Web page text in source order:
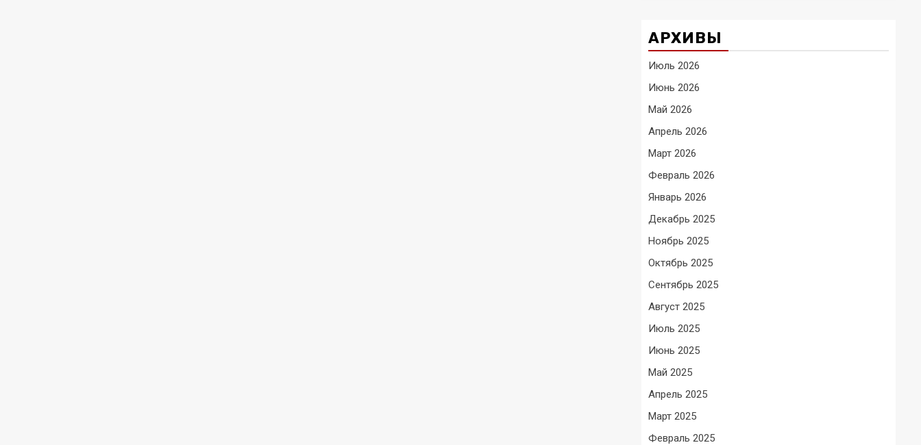
АРХИВЫ
Июль 2026
Июнь 2026
Май 2026
Апрель 2026
Март 2026
Февраль 2026
Январь 2026
Декабрь 2025
Ноябрь 2025
Октябрь 2025
Сентябрь 2025
Август 2025
Июль 2025
Июнь 2025
Май 2025
Апрель 2025
Март 2025
Февраль 2025